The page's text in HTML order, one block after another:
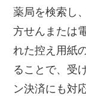
薬局を検索し
方せんまたは
れた控え用紙
ることで、受
ン決済にも対